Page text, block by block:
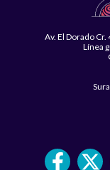
Av. El Dorado
Línea